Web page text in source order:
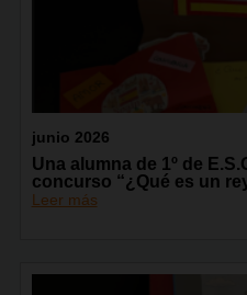
junio 2026
Una alumna de 1º de
concurso “¿Qué es un
Leer más